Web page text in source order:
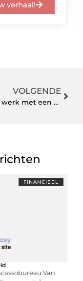
verhaal!
VOLGENDE
Minder werk met een codeersysteem
FINANCIEEL
Van